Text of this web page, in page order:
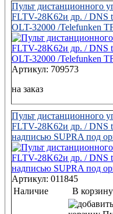
Пульт дистанционного
FLTV-28K62и др. / DNS
OLT-32000 /Telefunken
Артикул: 709573
на заказ
Пульт дистанционного
FLTV-28K62и др. / DNS
надписью SUPRA под
Артикул: 011845
Наличие
В корзину